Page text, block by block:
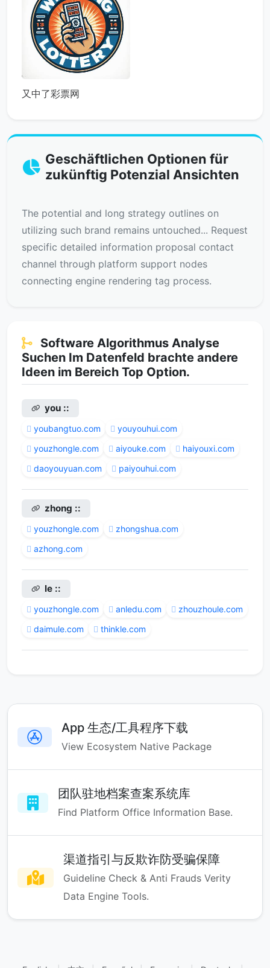
又中了彩票网
Geschäftlichen Optionen für
zukünftig Potenzial Ansichten
The potential and long strategy outlines on
utilizing such brand remains untouched... Request
specific detailed information proposal contact
channel through platform support nodes
connecting engine rendering tag process.
Software Algorithmus Analyse
Suchen Im Datenfeld brachte andere
Ideen im Bereich Top Option.
you ::
youbangtuo.com
youyouhui.com
youzhongle.com
aiyouke.com
haiyouxi.com
daoyouyuan.com
paiyouhui.com
zhong ::
youzhongle.com
zhongshua.com
azhong.com
le ::
youzhongle.com anledu.com
zhouzhoule.com
daimule.com
thinkle.com
App 生态/工具程序下载
View Ecosystem Native Package
团队驻地档案查案系统库
Find Platform Office Information Base.
渠道指引与反欺诈防受骗保障
Guideline Check & Anti Frauds Verity
Data Engine Tools.